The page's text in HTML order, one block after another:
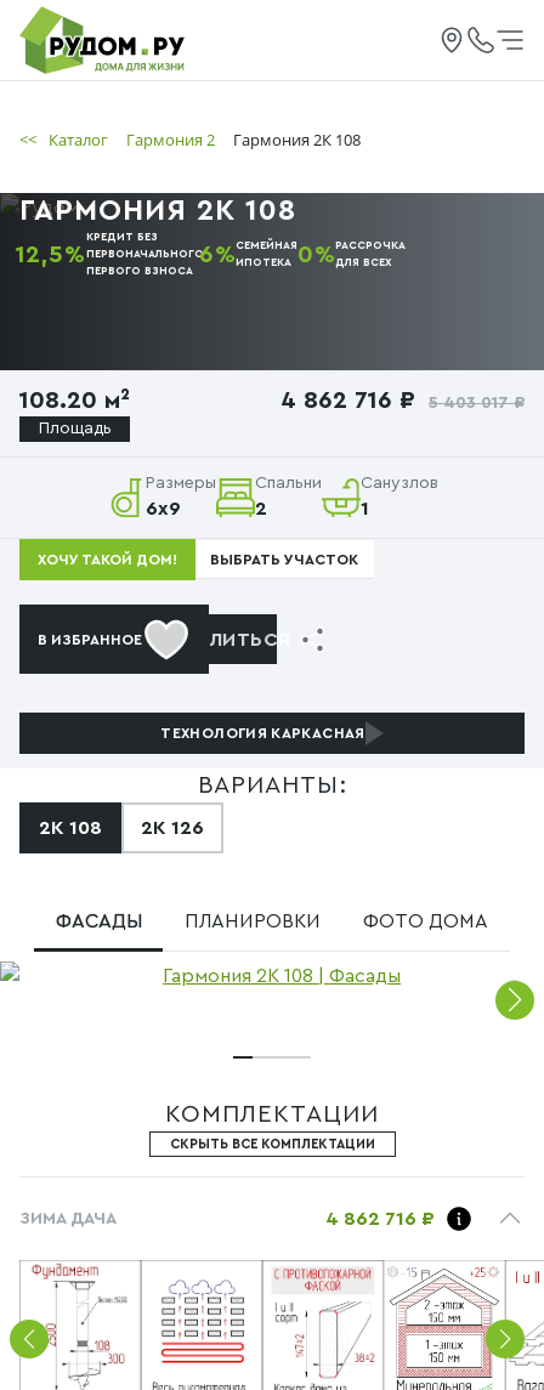
<< Каталог Гармония 2 Гармония 2К 108
ГАРМОНИЯ 2К 108
12,5%
КРЕДИТ БЕЗ
ПЕРВОНАЧАЛЬНОГО
ПЕРВОГО ВЗНОСА
6%СЕМЕЙНАЯ
ИПОТЕКА
0%РАССРОЧКА
ДЛЯ ВСЕХ
108.20 м²
Площадь
4 862 716 ₽ 5 403 017 ₽
Размеры
6х9
Спальни
2
Санузлов
1
ХОЧУ ТАКОЙ ДОМ! ВЫБРАТЬ УЧАСТОК
В ИЗБРАННОЕ ПОДЕЛИТЬСЯ
ТЕХНОЛОГИЯ КАРКАСНАЯ
ВАРИАНТЫ:
2К 108 2К 126
ФАСАДЫ ПЛАНИРОВКИ ФОТО ДОМА
КОМПЛЕКТАЦИИ
СКРЫТЬ ВСЕ КОМПЛЕКТАЦИИ
ЗИМА ДАЧА 4 862 716 ₽